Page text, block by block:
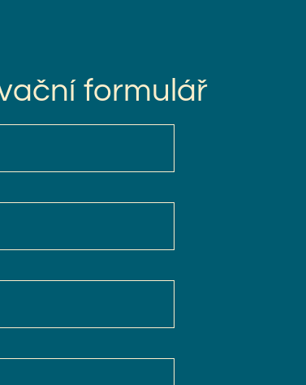
formulář